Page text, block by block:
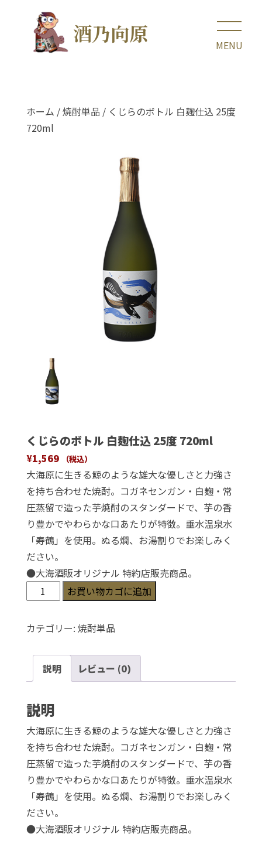
酒乃向原
ホーム /焼酎単品 / くじらのボトル 白麹仕込 25度
720ml
くじらのボトル 白麹仕込 25度 720ml
¥1,569 （税込）
大海原に生きる鯨のような雄大な優しさと力強さ
を持ち合わせた焼酎。コガネセンガン・白麹・常
圧蒸留で造った芋焼酎のスタンダードで、芋の香
り豊かでやわらかな口あたりが特徴。垂水温泉水
「寿鶴」を使用。ぬる燗、お湯割りでお楽しみく
ださい。
●大海酒販オリジナル 特約店販売商品。
じ
ら
ボ
白
麹
仕
込
25
度
720ml
個
お買い物カゴに追加
カテゴリー: 焼酎単品
説明 レビュー (0)
説明
大海原に生きる鯨のような雄大な優しさと力強さ
を持ち合わせた焼酎。コガネセンガン・白麹・常
圧蒸留で造った芋焼酎のスタンダードで、芋の香
り豊かでやわらかな口あたりが特徴。垂水温泉水
「寿鶴」を使用。ぬる燗、お湯割りでお楽しみく
ださい。
●大海酒販オリジナル 特約店販売商品。